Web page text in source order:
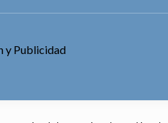
y Publicidad